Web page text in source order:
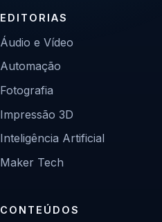
EDITORIAS
Áudio e Vídeo
Automação
Fotografia
Impressão 3D
Inteligência Artificial
Maker Tech
CONTEÚDOS